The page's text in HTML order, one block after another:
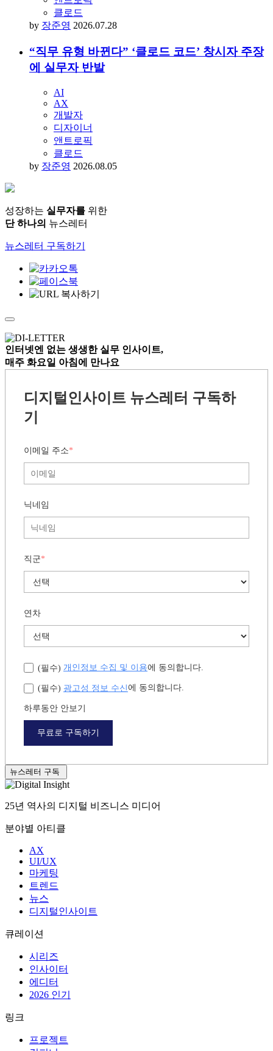
클로드
by 장준영 2026.07.28
“직무 유형 바뀐다” ‘클로드 코드’ 창시자 주장
에 실무자 반발
AI
AX
개발자
디자이너
앤트로픽
클로드
by 장준영 2026.08.05
성장하는 실무자를 위한
단 하나의 뉴스레터
뉴스레터 구독하기
인터넷엔 없는 생생한 실무 인사이트,
매주 화요일 아침에 만나요
디지털인사이트 뉴스레터 구독하
기
이메일 주소*
닉네임
직군*
연차
(필수) 개인정보 수집 및 이용에 동의합니다.
(필수) 광고성 정보 수신에 동의합니다.
하루동안 안보기
무료로 구독하기
뉴스레터 구독
25년 역사의 디지털 비즈니스 미디어
분야별 아티클
AX
UI/UX
마케팅
트렌드
뉴스
디지털인사이트
큐레이션
시리즈
인사이터
에디터
2026 인기
링크
프로젝트